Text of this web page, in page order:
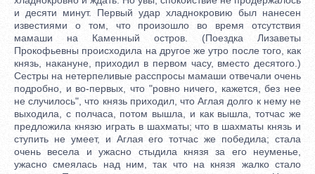
и десяти минут. Первый удар хладнокровию был нанесен
известиями о том, что произошло во время отсутствия
мамаши на Каменный остров. (Поездка Лизаветы
Прокофьевны происходила на другое же утро после того, как
князь, накануне, приходил в первом часу, вместо десятого.)
Сестры на нетерпеливые расспросы мамаши отвечали очень
подробно, и во-первых, что "ровно ничего, кажется, без нее
не случилось", что князь приходил, что Аглая долго к нему не
выходила, с полчаса, потом вышла, и как вышла, тотчас же
предложила князю играть в шахматы; что в шахматы князь и
ступить не умеет, и Аглая его тотчас же победила; стала
очень весела и ужасно стыдила князя за его неуменье,
ужасно смеялась над ним, так что на князя жалко стало